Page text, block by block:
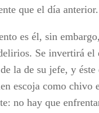
que el día anterior.
es él, sin
Se invertirá el
la de su jefe, y
escoja como chivo
no hay que